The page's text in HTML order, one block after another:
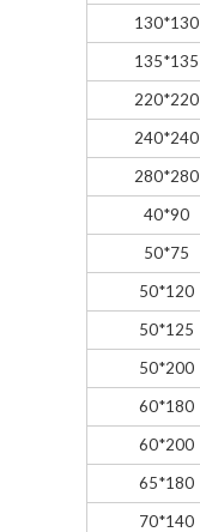
130*130
135*135
220*220
240*240
280*280
40*90
50*75
50*120
50*125
50*200
60*180
60*200
65*180
70*140